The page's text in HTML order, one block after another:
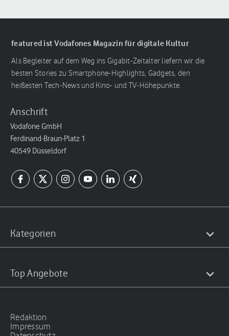
featured ist Vodafones Magazin für digitale Kultur
Als Begleiter auf dem Weg ins Gigabit-Zeitalter liefern wir die
besten Stories zu Smartphone-Highlights, Gadgets, den
heißesten Tech-News und Kino- und TV-Höhepunkte.
Anschrift
Vodafone GmbH
Ferdinand-Braun-Platz 1
40549 Düsseldorf
Kategorien
Top Angebote
Redaktion
Impressum